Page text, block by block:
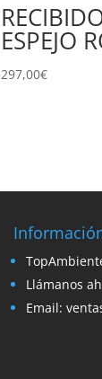
ESPEJO
297,00€
Llámanos
Email: